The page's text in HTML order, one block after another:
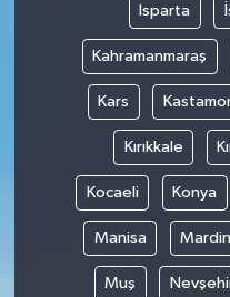
Isparta
Kahramanmaraş
Kars
Kırıkkale
Kocaeli Konya
Manisa Mardin
Muş